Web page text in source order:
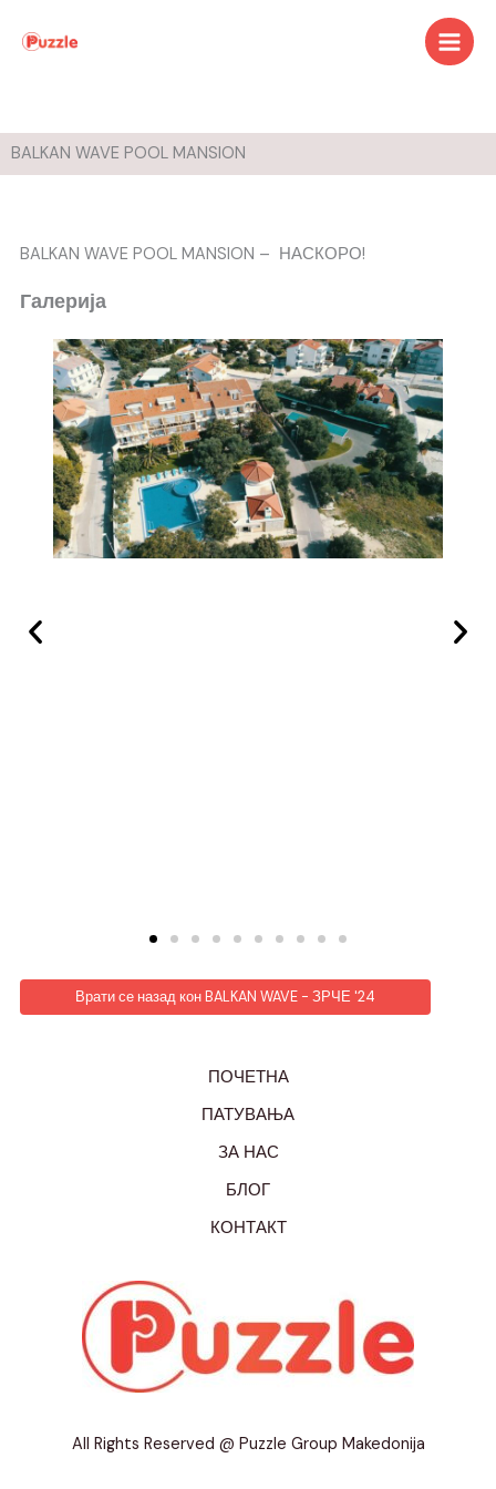
BALKAN WAVE POOL MANSION
BALKAN WAVE POOL MANSION – НАСКОРО!
Галерија
Врати се назад кон BALKAN WAVE - ЗРЧЕ '24
ПОЧЕТНА
ПАТУВАЊА
ЗА НАС
БЛОГ
КОНТАКТ
All Rights Reserved @ Puzzle Group Makedonija